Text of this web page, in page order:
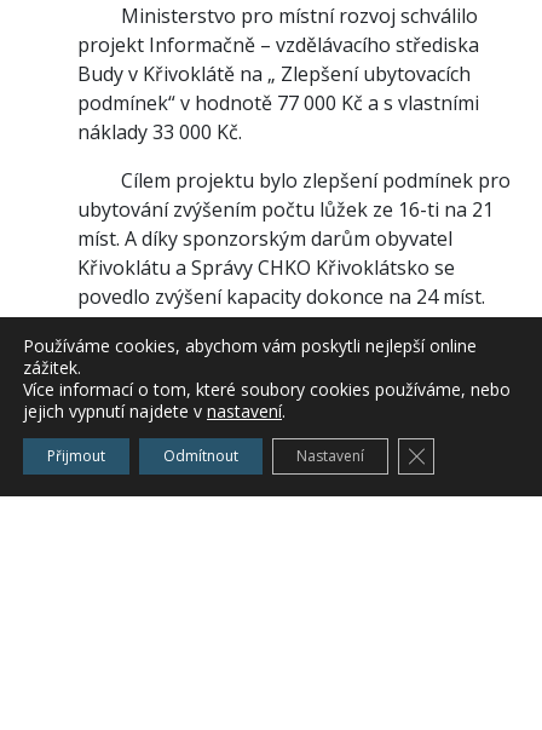
Ministerstvo pro místní rozvoj schválilo
projekt Informačně – vzdělávacího střediska
Budy v Křivoklátě na „ Zlepšení ubytovacích
podmínek“ v hodnotě 77 000 Kč a s vlastními
náklady 33 000 Kč.
Cílem projektu bylo zlepšení podmínek pro
ubytování zvýšením počtu lůžek ze 16-ti na 21
míst. A díky sponzorským darům obyvatel
Křivoklátu a Správy CHKO Křivoklátsko se
povedlo zvýšení kapacity dokonce na 24 míst.
IVS Budy mohlo z této neinvestiční dotace
vyměnit nevyhovující kuchyňskou linku, z dílny
Luboše Jiráska z Městečka, za prostornější.
Turisté mohou používat sklopné stolky a
skládací židle pro stolování. Byla také zakoupena
ekologická pračka, žehlička s příslušenstvím,
Používáme cookies, abychom vám poskytli nejlepší online
zážitek.
Více informací o tom, které soubory cookies používáme, nebo
jejich vypnutí najdete v nastavení.
Přijmout Odmítnout Nastavení Zavřít cookie